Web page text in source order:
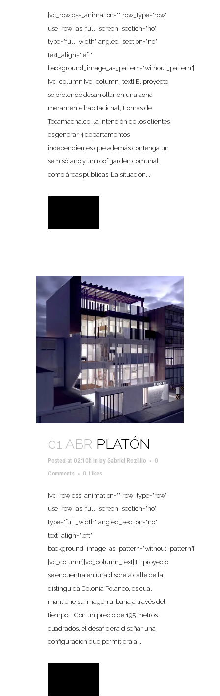
[vc_row css_animation="" row_type="row"
use_row_as_full_screen_section="no"
type="full_width" angled_section="no"
text_align="left"
background_image_as_pattern="without_pattern"]
[vc_column][vc_column_text] El proyecto
se pretende desarrollar en una zona
meramente habitacional, Lomas de
Tecamachalco, la intención de los clientes
es generar 4 departamentos
independientes que además contenga un
semisótano y un roof garden comunal
como áreas públicas. La situación...
01 ABR PLATÓN
Posted at 02:10h in by Gabriel Rozillio
0
Comments
0 Likes
[vc_row css_animation="" row_type="row"
use_row_as_full_screen_section="no"
type="full_width" angled_section="no"
text_align="left"
background_image_as_pattern="without_pattern"]
[vc_column][vc_column_text] El proyecto
se encuentra en una discreta calle de la
distinguida Colonia Polanco, es cual
mantiene su imagen urbana a través del
tiempo. Con un predio de 195 metros
cuadrados, el desafío era diseñar una
configuración que permitiera a...